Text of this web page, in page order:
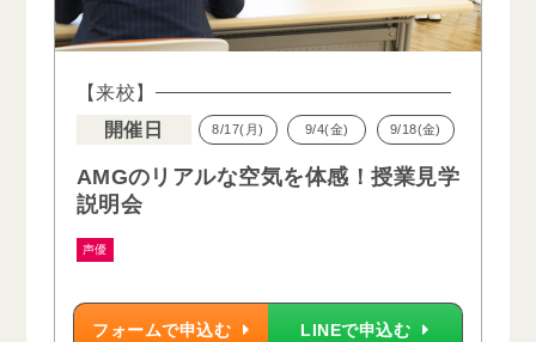
【来校】
開催日
8/17(月) 9/4(金) 9/18(金)
AMGのリアルな空気を体感！授業見学
説明会
声優
フォームで申込む LINEで申込む